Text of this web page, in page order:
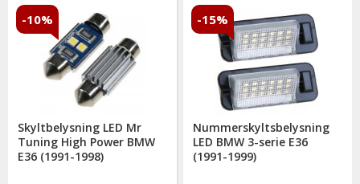
Skyltbelysning LED Mr
Tuning High Power BMW
E36 (1991-1998)
-10%
Nummerskyltsbelysning
LED BMW 3-serie E36
(1991-1999)
-15%